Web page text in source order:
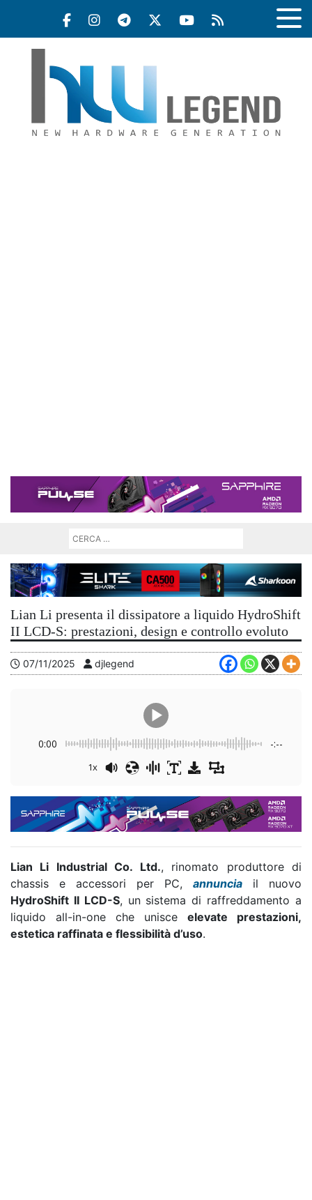
Lian Li presenta il dissipatore a liquido HydroShift
II LCD-S: prestazioni, design e controllo evoluto
07/11/2025 djlegend
0:00 -:--
1x
Lian Li Industrial Co. Ltd., rinomato produttore di
chassis e accessori per PC, annuncia il nuovo
HydroShift II LCD-S, un sistema di raffreddamento a
liquido all-in-one che unisce elevate prestazioni,
estetica raffinata e flessibilità d’uso.